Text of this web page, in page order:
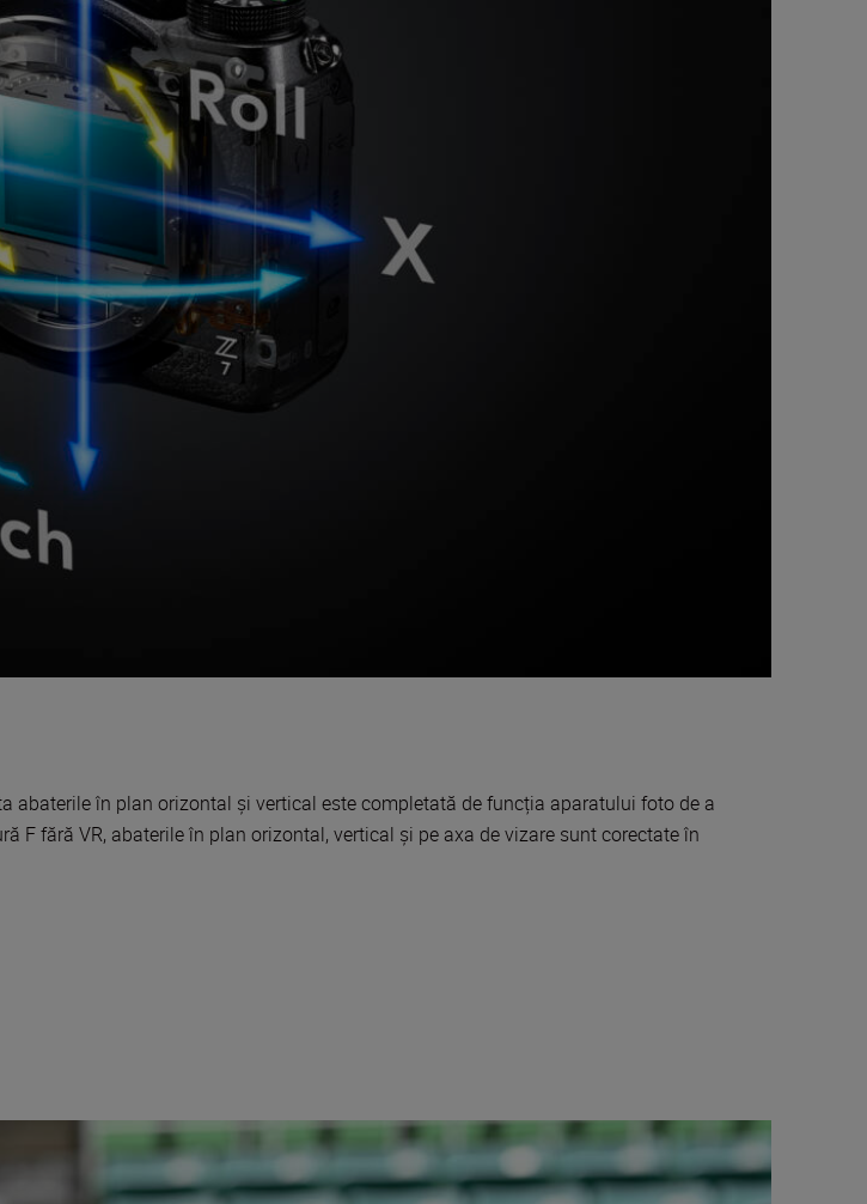
abaterile în plan orizontal și vertical este completată de funcția aparatului foto de a
F fără VR, abaterile în plan orizontal, vertical și pe axa de vizare sunt corectate în